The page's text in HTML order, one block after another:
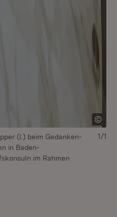
(l.) beim Gedanken-
in Baden-
im Rahmen
1/1